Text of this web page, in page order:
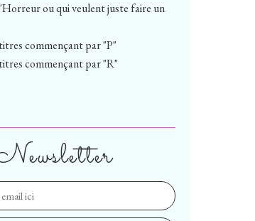
ou qui veulent juste faire un
commençant par "P"
commençant par "R"